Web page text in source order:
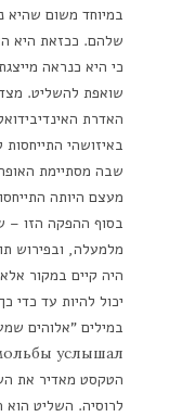
במיוחד משום שהיא
שלהם. ככזאת היא
כי היא כנראה
שואפת להשליט.
האדרת
באיזושהי
שבה מסתיימת
מעצם היותה
בסוף ההפקה הזו –
מלמעלה, ובפירוש
היה קיים במקור
יכול להיות עד כדי
הטקסט מאדיר את
לרוסיה. השליט